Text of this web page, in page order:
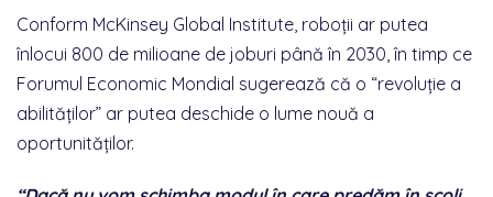
Conform McKinsey Global Institute, roboții ar putea
înlocui 800 de milioane de joburi până în 2030, în timp ce
Forumul Economic Mondial sugerează că o “revoluție a
abilităților” ar putea deschide o lume nouă a
oportunităților.